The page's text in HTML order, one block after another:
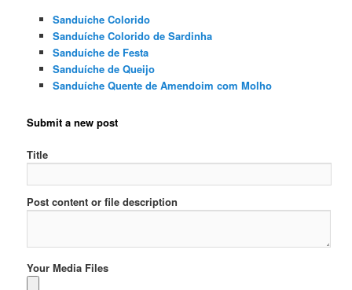
Sanduíche Colorido
Sanduíche Colorido de Sardinha
Sanduíche de Festa
Sanduíche de Queijo
Sanduíche Quente de Amendoim com Molho
Submit a new post
Title
Post content or file description
Your Media Files